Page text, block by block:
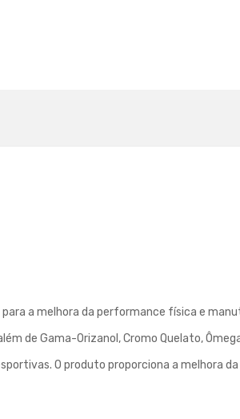
a melhora da performance física e
de Gama-Orizanol, Cromo Quelato,
O produto proporciona a melhora